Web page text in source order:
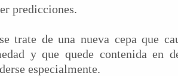
predicciones.
trate de una nueva cepa que
y que quede contenida en
especialmente.